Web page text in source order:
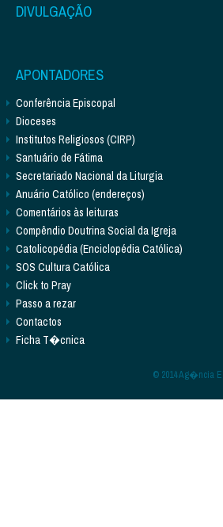
DIVULGAÇÃO
APONTADORES
Conferência Episcopal
Dioceses
Institutos Religiosos (CIRP)
Santuário de Fátima
Secretariado Nacional da Liturgia
Anuário Católico (endereços)
Comentários às leituras
Compêndio Doutrina Social da Igreja
Catolicopédia (Enciclopédia Católica)
SOS Cultura Católica
Click to Pray
Passo a rezar
Contactos
Ficha T�cnica
© 2014 Ag�ncia